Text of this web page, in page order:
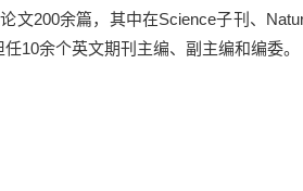
文200余篇，其中在Science子刊、
任10余个英文期刊主编、副主编和编委。